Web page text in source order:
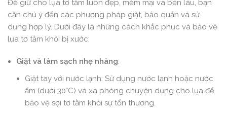
Để giữ cho lụa tơ tằm luôn đẹp, mềm mại và bền lâu, bạn
cần chú ý đến các phương pháp giặt, bảo quản và sử
dụng hợp lý. Dưới đây là những cách khắc phục và bảo vệ
lụa tơ tằm khỏi bị xước:
Giặt và làm sạch nhẹ nhàng:
Giặt tay với nước lạnh: Sử dụng nước lạnh hoặc nước
ấm (dưới 30°C) và xà phòng chuyên dụng cho lụa để
bảo vệ sợi tơ tằm khỏi sự tổn thương.